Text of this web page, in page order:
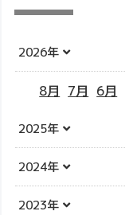
2026年
8月 7月 6月
2025年
2024年
2023年